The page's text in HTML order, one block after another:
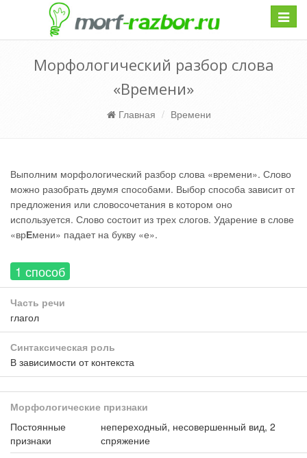
Морфологический разбор слова
«Времени»
Главная Времени
Выполним морфологический разбор слова «времени». Слово
можно разобрать двумя способами. Выбор способа зависит от
предложения или словосочетания в котором оно
используется. Слово состоит из трех слогов. Ударение в слове
«врЕмени» падает на букву «е».
1 способ
Часть речи
глагол
Синтаксическая роль
В зависимости от контекста
Морфологические признаки
Постоянные
признаки
непереходный, несовершенный вид, 2
спряжение